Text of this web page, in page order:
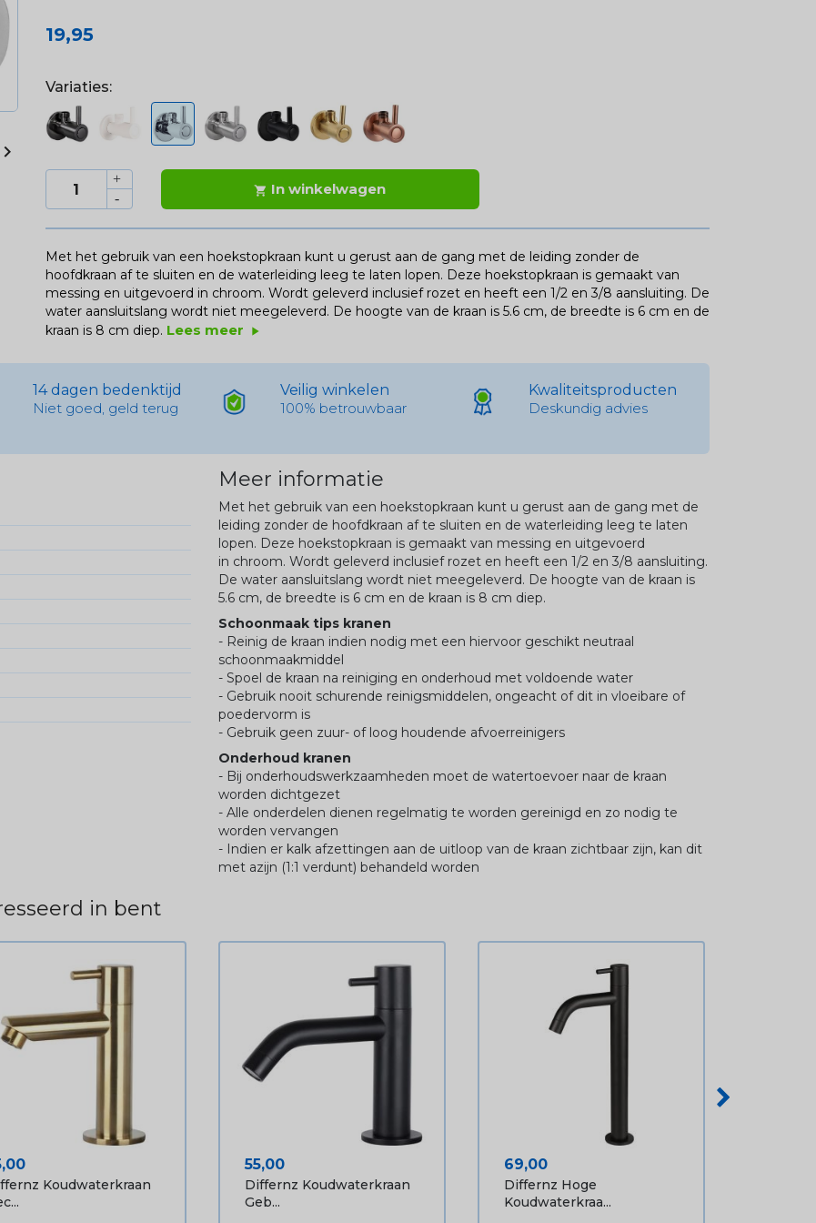

19,95
Variaties:
 In winkelwagen
Met het gebruik van een hoekstopkraan kunt u gerust aan de gang met de leiding zonder de
hoofdkraan af te sluiten en de waterleiding leeg te laten lopen. Deze hoekstopkraan is gemaakt van
messing en uitgevoerd in chroom. Wordt geleverd inclusief rozet en heeft een 1/2 en 3/8 aansluiting. De
water aansluitslang wordt niet meegeleverd. De hoogte van de kraan is 5.6 cm, de breedte is 6 cm en de
kraan is 8 cm diep. Lees meer play_arrow
14 dagen bedenktijd
Niet goed, geld terug
Veilig winkelen
100% betrouwbaar
Kwaliteitsproducten
Deskundig advies
Meer informatie
Met het gebruik van een hoekstopkraan kunt u gerust aan de gang met de
leiding zonder de hoofdkraan af te sluiten en de waterleiding leeg te laten
lopen. Deze hoekstopkraan is gemaakt van messing en uitgevoerd
in chroom. Wordt geleverd inclusief rozet en heeft een 1/2 en 3/8 aansluiting.
De water aansluitslang wordt niet meegeleverd. De hoogte van de kraan is
5.6 cm, de breedte is 6 cm en de kraan is 8 cm diep.
Schoonmaak tips kranen
- Reinig de kraan indien nodig met een hiervoor geschikt neutraal
schoonmaakmiddel
- Spoel de kraan na reiniging en onderhoud met voldoende water
- Gebruik nooit schurende reinigsmiddelen, ongeacht of dit in vloeibare of
poedervorm is
- Gebruik geen zuur- of loog houdende afvoerreinigers
Onderhoud kranen
- Bij onderhoudswerkzaamheden moet de watertoevoer naar de kraan
worden dichtgezet
- Alle onderdelen dienen regelmatig te worden gereinigd en zo nodig te
worden vervangen
- Indien er kalk afzettingen aan de uitloop van de kraan zichtbaar zijn, kan dit
met azijn (1:1 verdunt) behandeld worden
in bent
Koudwaterkraan
Prijs
55,00
Differnz Koudwaterkraan
Geb...
Prijs
69,00
Differnz Hoge
Koudwaterkraa...